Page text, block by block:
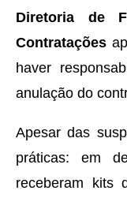
Diretoria de
Contratações
haver
anulação do
Apesar das
práticas: em
receberam kits